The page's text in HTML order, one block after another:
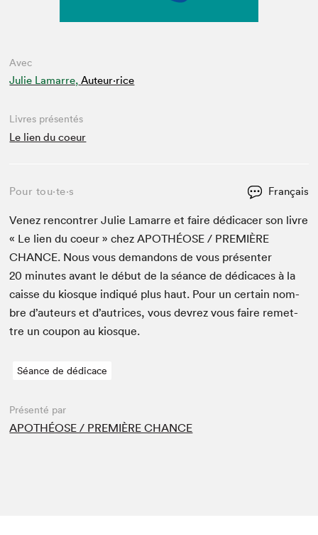
Avec
Julie Lamarre, Auteur·rice
Livres présentés
Le lien du coeur
Pour tou⋅te⋅s Français
Venez ren­con­tr­er Julie Lamarre et faire dédi­cac­er son livre
« Le lien du coeur » chezAPOTHÉOSE / PRE­MIÈRE
CHANCE. Nous vous deman­dons de vous présen­ter
20 min­utes avant le début de la séance de dédi­caces à la
caisse du kiosque indiqué plus haut. Pour un cer­tain nom­
bre d’auteurs et d’autrices, vous devrez vous faire remet­
tre un coupon au kiosque.
Séance de dédicace
Présenté par
APOTHÉOSE / PREMIÈRE CHANCE